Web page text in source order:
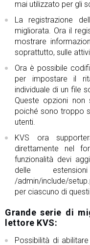
mai utilizzato per gli
La registrazione
migliorata. Ora il
mostrare
soprattutto, sulle
Ora è possibile
per impostare il
individuale di un file
Queste opzioni non
poiché sono troppo
utenti.
KVS ora
direttamente nel
funzionalità devi
delle
/admin/include/
per ciascuno di
Grande serie di
lettore KVS:
Possibilità di